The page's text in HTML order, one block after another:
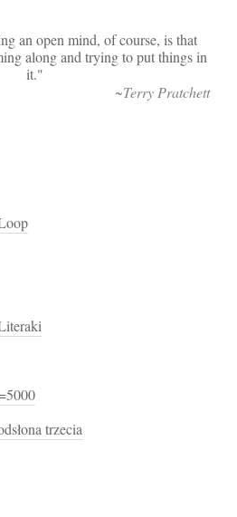
an open mind, of course, is that
along and trying to put things in
it.
~Terry Pratchett
trzecia